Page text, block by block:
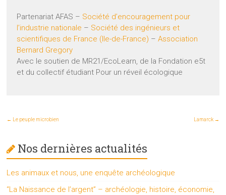
Partenariat AFAS – Société d’encouragement pour
l’industrie nationale – Société des ingénieurs et
scientifiques de France (Ile-de-France) –Association
Bernard Gregory
Avec le soutien de MR21/EcoLearn, de la Fondation e5t
et du collectif étudiant Pour un réveil écologique
← Le peuple microbien Lamarck →
Nos dernières actualités
Les animaux et nous, une enquête archéologique
“La Naissance de l’argent” – archéologie, histoire, économie,